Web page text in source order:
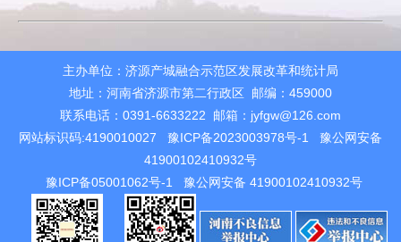
主办单位：济源产城融合示范区发展改革和统计局
地址：河南省济源市第二行政区 邮编：459000
联系电话：0391-6633222 邮箱：jyfgw@126.com
网站标识码:4190010027
豫ICP备2023003978号-1
豫公网安备
41900102410932号
豫ICP备05001062号-1
豫公网安备 41900102410932号